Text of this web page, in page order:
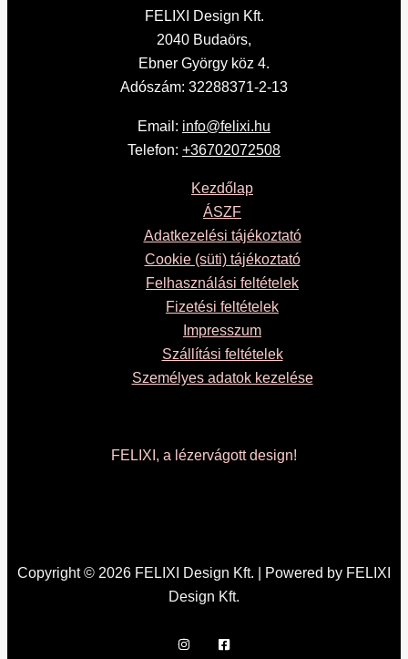
FELIXI Design Kft.
2040 Budaörs,
Ebner György köz 4.
Adószám: 32288371-2-13
Email: info@felixi.hu
Telefon: +36702072508
Kezdőlap
ÁSZF
Adatkezelési tájékoztató
Cookie (süti) tájékoztató
Felhasználási feltételek
Fizetési feltételek
Impresszum
Szállítási feltételek
Személyes adatok kezelése
FELIXI, a lézervágott design!
Copyright © 2026 FELIXI Design Kft. | Powered by FELIXI
Design Kft.